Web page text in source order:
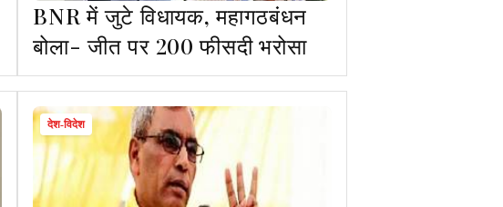
BNR में जुटे विधायक, महागठबंधन
बोला- जीत पर 200 फीसदी भरोसा
देश-विदेश